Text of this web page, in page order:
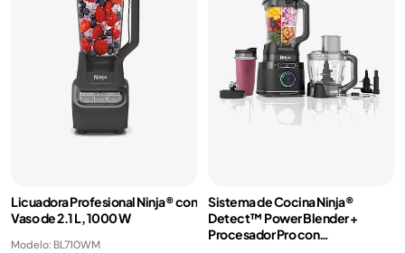
Licuadora Profesional Ninja® con
Vaso de 2.1 L, 1000 W
Modelo: BL710WM
Sistema de Cocina Ninja®
Detect™ Power Blender +
Procesador Pro con